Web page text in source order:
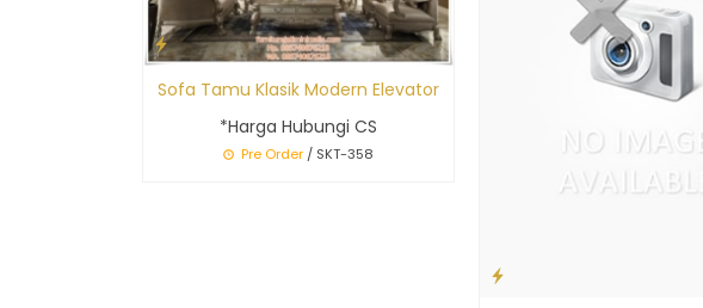
Sofa Tamu Klasik Modern Elevator
*Harga Hubungi CS
Pre Order / SKT-358